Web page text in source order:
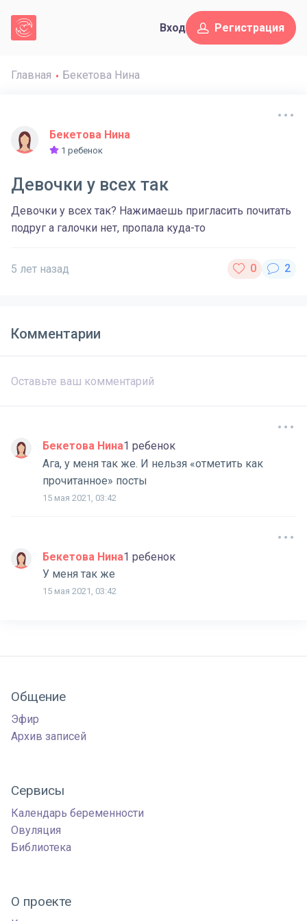
Вход Регистрация
Главная Бекетова Нина
Бекетова Нина
1 ребенок
Девочки у всех так
Девочки у всех так? Нажимаешь пригласить почитать
подруг а галочки нет, пропала куда-то
5 лет назад
Комментарии
Бекетова Нина1 ребенок
Ага, у меня так же. И нельзя «отметить как
прочитанное» посты
15 мая 2021, 03:42
Бекетова Нина1 ребенок
У меня так же
15 мая 2021, 03:42
Общение
Эфир
Архив записей
Сервисы
Календарь беременности
Овуляция
Библиотека
О проекте